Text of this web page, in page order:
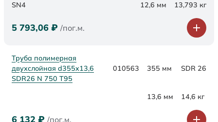
SN4 12,6 мм 13,793 кг
5 793,06 ₽ /пог.м.
Труба полимерная
двухслойная d355x13,6
SDR26 N 750 Т95
010563 355 мм SDR 26
13,6 мм 14,6 кг
6 132 ₽ /пог.м.